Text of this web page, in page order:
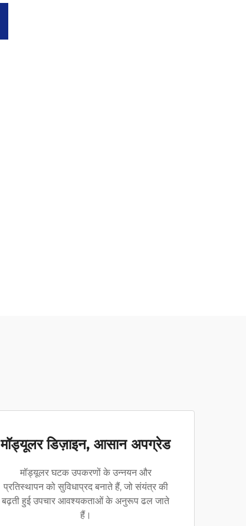
मॉड्यूलर डिज़ाइन, आसान अपग्रेड
मॉड्यूलर घटक उपकरणों के उन्नयन और
प्रतिस्थापन को सुविधाप्रद बनाते हैं, जो संयंत्र की
बढ़ती हुई उपचार आवश्यकताओं के अनुरूप ढल जाते
हैं।